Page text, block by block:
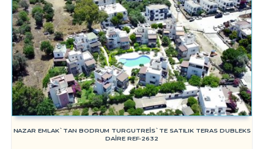
NAZAR EMLAK`TAN BODRUM TURGUTREİS`TE SATILIK TERAS DUBLEKS
DAİRE REF-2632